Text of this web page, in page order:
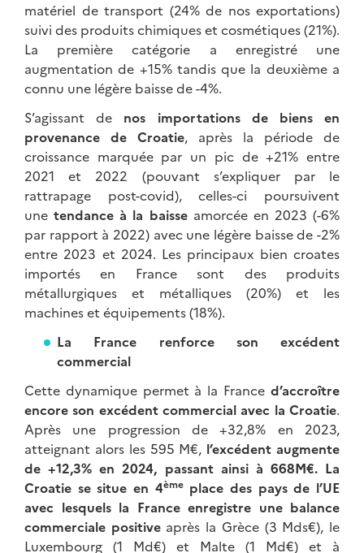
matériel de transport (24% de nos exportations)
suivi des produits chimiques et cosmétiques (21%).
La première catégorie a enregistré une
augmentation de +15% tandis que la deuxième a
connu une légère baisse de -4%.
S’agissant de nos importations de biens en
provenance de Croatie, après la période de
croissance marquée par un pic de +21% entre
2021 et 2022 (pouvant s’expliquer par le
rattrapage post-covid), celles-ci poursuivent
unetendance à la baisseamorcée en 2023 (-6%
par rapport à 2022) avec une légère baisse de -2%
entre 2023 et 2024. Les principaux bien croates
importés en France sont des produits
métallurgiques et métalliques (20%) et les
machines et équipements (18%).
La France renforce son excédent
commercial
Cette dynamique permet à la France d’accroître
encore son excédent commercial avec la Croatie.
Après une progression de +32,8% en 2023,
atteignant alors les 595 M€, l’excédent augmente
de +12,3% en 2024, passant ainsi à 668M€. La
Croatie se situe en 4èmeplace des pays de l’UE
avec lesquels la France enregistre une balance
commerciale positiveaprès la Grèce (3 Mds€), le
Luxembourg (1 Md€) et Malte (1 Md€) et à